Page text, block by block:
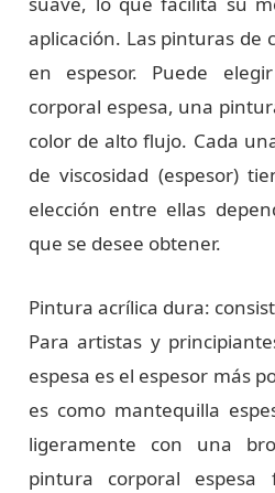
aplicación. Las pinturas de
en espesor. Puede
corporal espesa, una
color de alto flujo. Cada
de viscosidad (espesor)
elección entre ellas
que se desee obtener.
Pintura acrílica dura:
Para artistas y
espesa es el espesor más
es como mantequilla
ligeramente con una
pintura corporal espesa